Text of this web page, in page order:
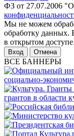
ФЗ от 27.07.2006
Мы не можем
обработку данных.
в открытом доступе.
Отмена
ВСЕ БАННЕРЫ